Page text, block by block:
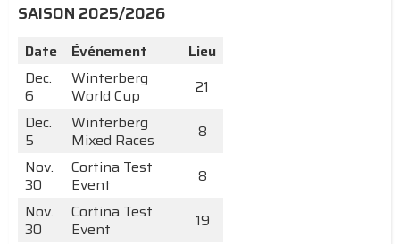
SAISON 2025/2026
Date Événement
Lieu
Dec.
6
Winterberg
World Cup
21
Dec.
5
Winterberg
Mixed Races
8
Nov.
30
Cortina Test
Event
8
Nov.
30
Cortina Test
Event
19